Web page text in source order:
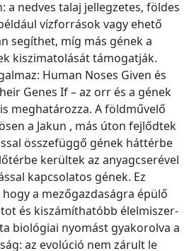
a nedves talaj jellegzetes, földes
vízforrások vagy ehető
segíthet, míg más gének a
kiszimatolását támogatják.
Human Noses Given és
Genes If – az orr és a gének
meghatározza. A földművelő
a Jakun , más úton fejlődtek
összefüggő gének háttérbe
kerültek az anyagcserével
kapcsolatos gének. Ez
a mezőgazdaságra épülő
és kiszámíthatóbb élelmiszer-
biológiai nyomást gyakorolva a
az evolúció nem zárult le